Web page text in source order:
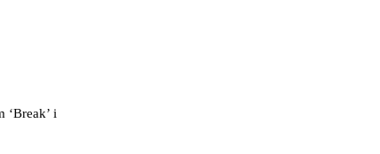
‘Break’ i